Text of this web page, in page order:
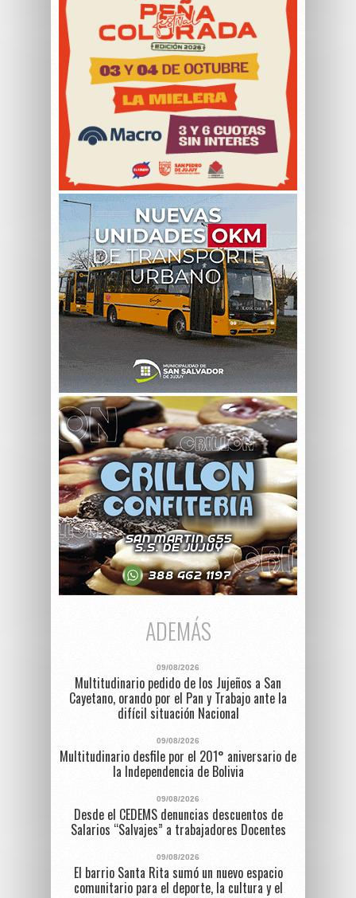
ADEMÁS
09/08/2026
Multitudinario pedido de los Jujeños a San
Cayetano, orando por el Pan y Trabajo ante la
difícil situación Nacional
09/08/2026
Multitudinario desfile por el 201° aniversario de
la Independencia de Bolivia
09/08/2026
Desde el CEDEMS denuncias descuentos de
Salarios “Salvajes” a trabajadores Docentes
09/08/2026
El barrio Santa Rita sumó un nuevo espacio
comunitario para el deporte, la cultura y el